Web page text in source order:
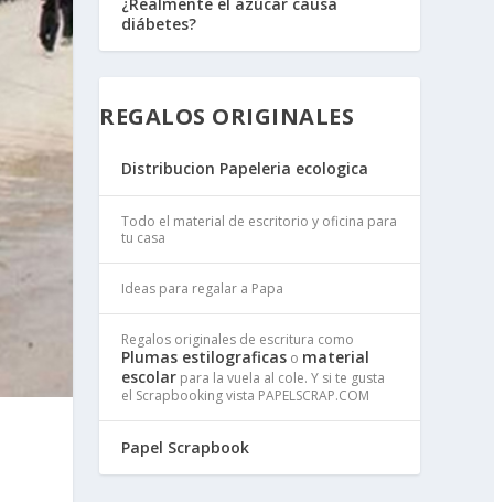
diábetes?
REGALOS ORIGINALES
Distribucion Papeleria ecologica
Todo el material de escritorio y oficina para
tu casa
Ideas para regalar a Papa
Regalos originales de escritura como
Plumas estilograficas o material
escolar para la vuela al cole. Y si te gusta
el Scrapbooking vista PAPELSCRAP.COM
Papel Scrapbook